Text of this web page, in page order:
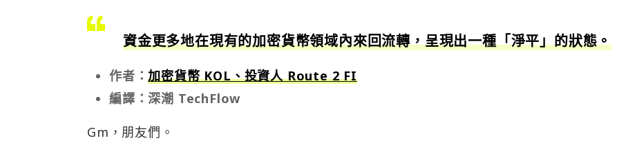
資金更多地在現有的加密貨幣領域內來回流轉，呈現出一種「淨平」的狀態。
作者：加密貨幣 KOL、投資人 Route 2 FI
編譯：深潮 TechFlow
Gm，朋友們。